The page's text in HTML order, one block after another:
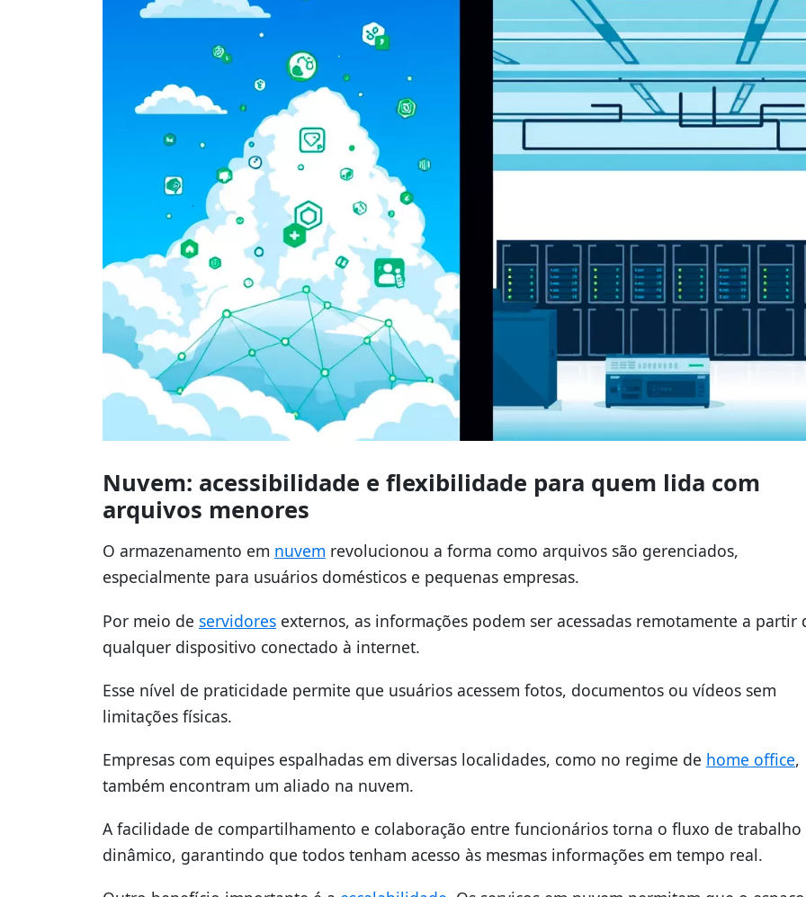
Nuvem: acessibilidade e flexibilidade para quem lida com
arquivos menores
O armazenamento em nuvem revolucionou a forma como arquivos são gerenciados,
especialmente para usuários domésticos e pequenas empresas.
Por meio de servidores externos, as informações podem ser acessadas remotamente a partir
qualquer dispositivo conectado à internet.
Esse nível de praticidade permite que usuários acessem fotos, documentos ou vídeos sem
limitações físicas.
Empresas com equipes espalhadas em diversas localidades, como no regime de home office,
também encontram um aliado na nuvem.
A facilidade de compartilhamento e colaboração entre funcionários torna o fluxo de trabalho
dinâmico, garantindo que todos tenham acesso às mesmas informações em tempo real.